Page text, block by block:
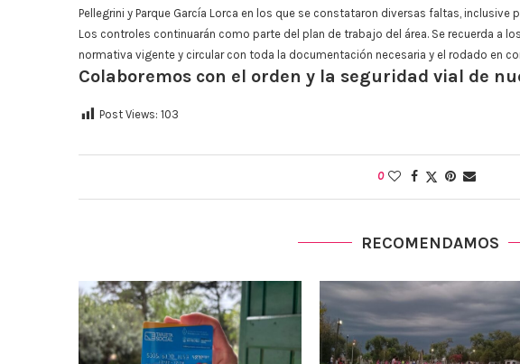
Pellegrini y Parque García Lorca en los que se constataron diversas faltas, inclusive
Los controles continuarán como parte del plan de trabajo del área. Se recuerda a
normativa vigente y circular con toda la documentación necesaria y el rodado en
Colaboremos con el orden y la seguridad vial de
Post Views: 103
0
RECOMENDAMOS